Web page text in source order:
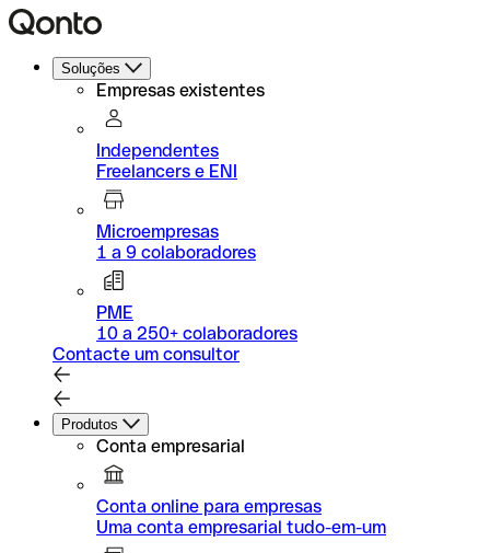
Soluções
Empresas existentes
Independentes
Freelancers e ENI
Microempresas
1 a 9 colaboradores
PME
10 a 250+ colaboradores
Contacte um consultor
Produtos
Conta empresarial
Conta online para empresas
Uma conta empresarial tudo-em-um